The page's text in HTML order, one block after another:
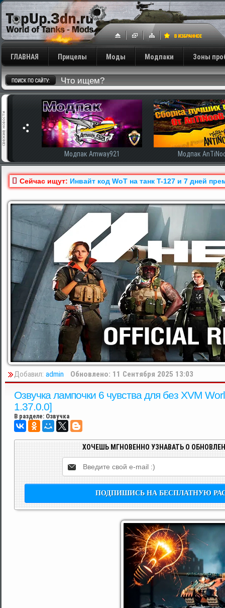
ГЛАВНАЯ Прицелы Моды Модпаки Зоны
Модпак Amway921 Модпак
Сейчас ищут: Инвайт код WoT на танк T-127 и 7 дней
Добавил: admin Обновлено: 11 Сентября 2025 13:03
Озвучка лампочки 6 чувства для без XVM
1.37.0.0]
В разделе: Озвучка
ХОЧЕШЬ МГНОВЕННО УЗНАВАТЬ О